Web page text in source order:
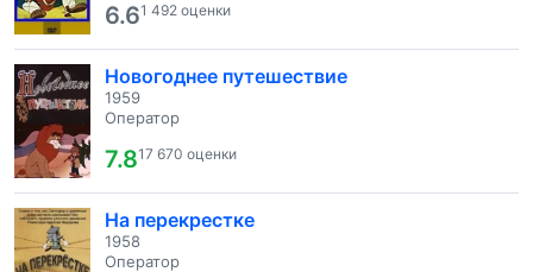
6.61 492 оценки
Новогоднее путешествие
1959
Оператор
7.817 670 оценки
На перекрестке
1958
Оператор